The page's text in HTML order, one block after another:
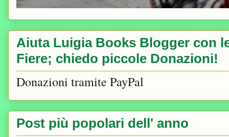
Aiuta Luigia Books Blogger con
Fiere; chiedo piccole Donazioni!
Donazioni tramite PayPal
Post più popolari dell' anno